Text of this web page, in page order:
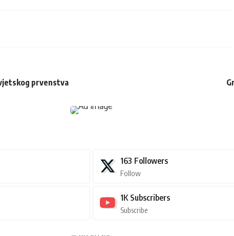
prvenstva
163 Followers
Follow
1K Subscribers
Subscribe